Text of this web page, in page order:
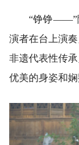
“铮铮——”
演者在台上演
非遗代表性传
优美的身姿和娴